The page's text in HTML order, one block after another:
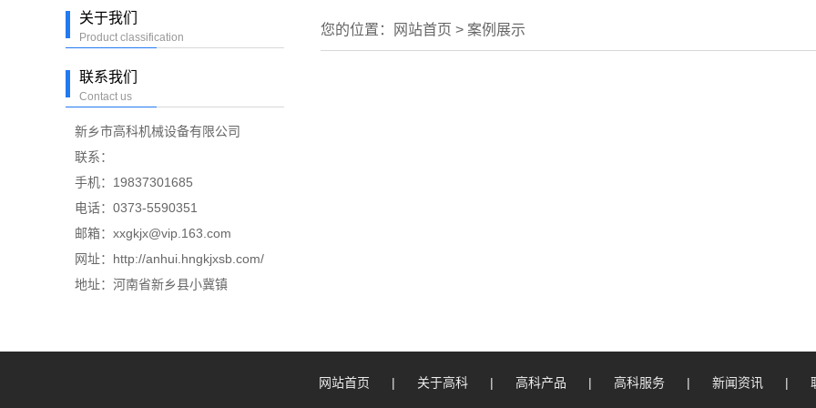
关于我们
Product classification
联系我们
Contact us
新乡市高科机械设备有限公司
联系：
手机：19837301685
电话：0373-5590351
邮箱：xxgkjx@vip.163.com
网址：http://anhui.hngkjxsb.com/
地址：河南省新乡县小冀镇
您的位置： 网站首页 > 案例展示
网站首页 | 关于高科 | 高科产品 | 高科服务 | 新闻资讯 |